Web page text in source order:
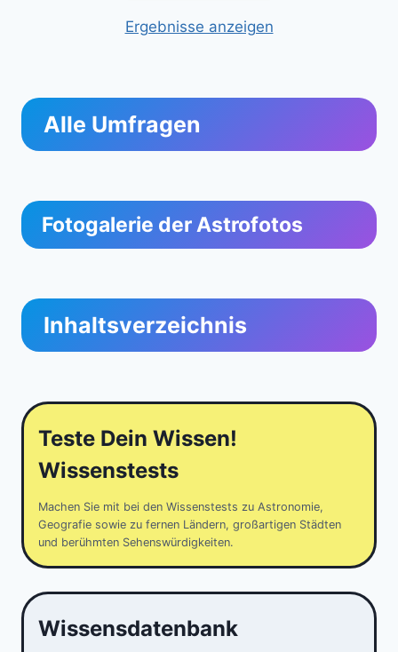
Ergebnisse anzeigen
Alle Umfragen
Fotogalerie der Astrofotos
Inhaltsverzeichnis
Teste Dein Wissen!
Wissenstests
Machen Sie mit bei den Wissenstests zu Astronomie,
Geografie sowie zu fernen Ländern, großartigen Städten
und berühmten Sehenswürdigkeiten.
Wissensdatenbank